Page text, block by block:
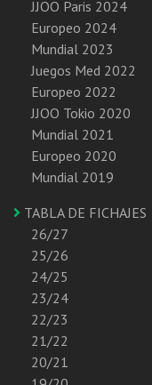
JJOO Paris 2024
Europeo 2024
Mundial 2023
Juegos Med 2022
Europeo 2022
JJOO Tokio 2020
Mundial 2021
Europeo 2020
Mundial 2019
TABLA DE FICHAJES
26/27
25/26
24/25
23/24
22/23
21/22
20/21